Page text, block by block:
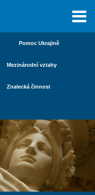
Pomoc Ukrajině
Mezinárodní vztahy
Znalecká činnost